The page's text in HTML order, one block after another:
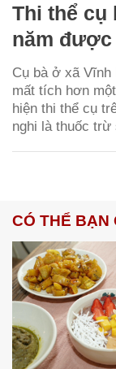
Thi thể cụ
năm được
Cụ bà ở xã Vĩnh
mất tích hơn
hiện thi thể cụ
nghi là thuốc trừ
CÓ THỂ BẠN